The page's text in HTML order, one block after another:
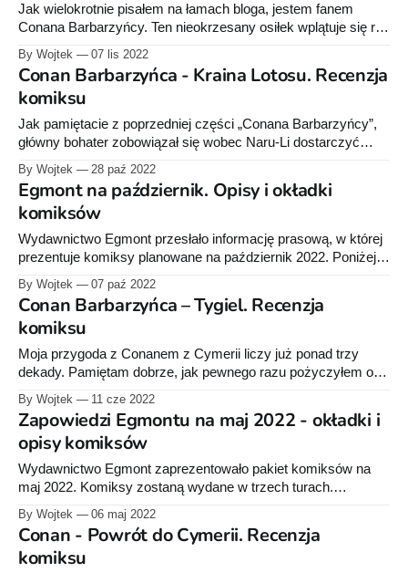
klimatu, za który ceniłem oryginały. W grudniu nakładem
wydawnictwa Egmont ukazał
Jak wielokrotnie pisałem na łamach bloga, jestem fanem
Conana Barbarzyńcy. Ten nieokrzesany osiłek wplątuje się raz
w większe, raz w mniejsze tarapaty, ale zawsze wychodzi z
nich obronną ręką.
By Wojtek 07 lis 2022
Conan Barbarzyńca - Kraina Lotosu. Recenzja
komiksu
Jak pamiętacie z poprzedniej części „Conana Barbarzyńcy”,
główny bohater zobowiązał się wobec Naru-Li dostarczyć
miecz o nazwie Kieł Nocnej Gwiazdy do prawowitego
właściciela. I o mało nie przypłacił tego życiem, kiedy
nawiedzony oręż opętał jego myśli. Conan to jednak „facet
pracujący, żadnej roboty się nie boi”. W komiksie „Kraina
By Wojtek 28 paź 2022
Egmont na październik. Opisy i okładki
komiksów
Wydawnictwo Egmont przesłało informację prasową, w której
prezentuje komiksy planowane na październik 2022. Poniżej
możecie zapoznać się z opisami i okładkami. Premiera 12
października 2022 r. Klasyka Polskiego Komiksu. Wielkie
wyprawy Scenariusz: Stefan Weinfeld, Maria Olszewska-
Wolańczyk, Tomasz Kołodziejczak, Zbigniew Kasprzak, Zofia
Bieniarz, Bran MacLeod, Maryse Charles, Jean-François
Charles
By Wojtek 07 paź 2022
Conan Barbarzyńca – Tygiel. Recenzja
komiksu
Moja przygoda z Conanem z Cymerii liczy już ponad trzy
dekady. Pamiętam dobrze, jak pewnego razu pożyczyłem od
kolegi książkę pod tym właśnie tytułem, wydaną przez
wydawnictwo Alfa. Niewielka, zmaltretowana wielokrotnym
czytaniem, rozklejająca się książeczka i odmieniła mój punkt
widzenia na fantastykę. Wsiąkłem. Na bok poszły wszystkie
historie o "
By Wojtek 11 cze 2022
Zapowiedzi Egmontu na maj 2022 - okładki i
opisy komiksów
Wydawnictwo Egmont zaprezentowało pakiet komiksów na
maj 2022. Komiksy zostaną wydane w trzech turach.
Pierwsza partia trafi do księgarni 12 maja, druga - 18 maja, a
ostatnia już na początku czerwca. Poniżej znajdziecie okładki
nowych albumów i krótkie opisy komiksów. Premiera 12 maja
2022 r. Star Wars Komiks – Łotry i rebelianci,
By Wojtek 06 maj 2022
Conan - Powrót do Cymerii. Recenzja
komiksu